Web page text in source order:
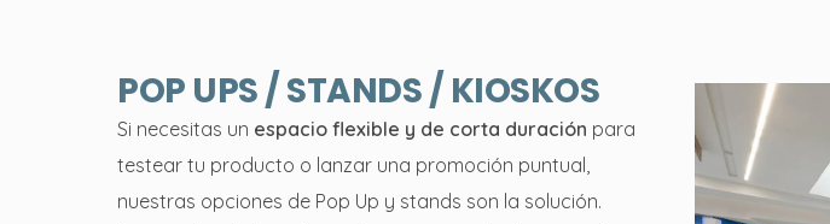
POP UPS / STANDS / KIOSKOS
Si necesitas un espacio flexible y de corta duración para
testear tu producto o lanzar una promoción puntual,
nuestras opciones de Pop Up y stands son la solución.